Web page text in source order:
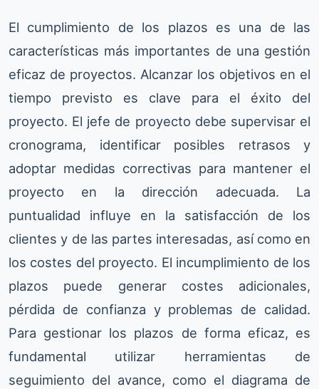
El cumplimiento de los plazos es una de las
características más importantes de una gestión
eficaz de proyectos. Alcanzar los objetivos en el
tiempo previsto es clave para el éxito del
proyecto. El jefe de proyecto debe supervisar el
cronograma, identificar posibles retrasos y
adoptar medidas correctivas para mantener el
proyecto en la dirección adecuada. La
puntualidad influye en la satisfacción de los
clientes y de las partes interesadas, así como en
los costes del proyecto. El incumplimiento de los
plazos puede generar costes adicionales,
pérdida de confianza y problemas de calidad.
Para gestionar los plazos de forma eficaz, es
fundamental utilizar herramientas de
seguimiento del avance, como el diagrama de